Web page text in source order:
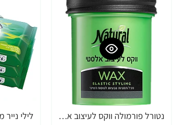
רב נמכר
נטורל פורמולה ווקס לעיצוב אלסטי 120 מ"ל - מבית NATURAL FORMULA